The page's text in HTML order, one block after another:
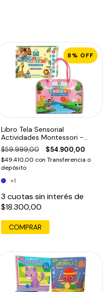
8% OFF
Libro Tela Sensorial
Actividades Montessori -
Estimulacion temprana
$59.999,00 $54.900,00
$49.410,00 con Transferencia o
depósito
+1
3 cuotas sin interés de
$18.300,00
COMPRAR